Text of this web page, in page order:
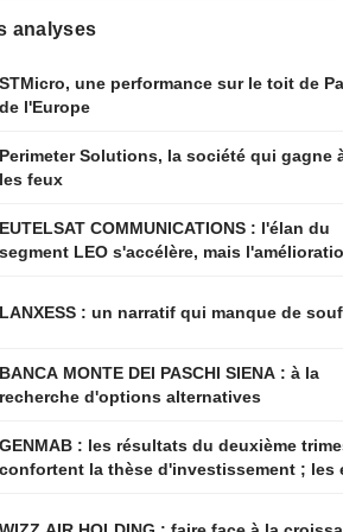
Mexique
siégera à la
sur son projet du
Manchester Ship
débloque 2
de batteries -
Cook de la Fed -
analyses
STMicro, une performance sur le toit de
de l'Europe
Perimeter Solutions, la société qui gagne
les feux
EUTELSAT COMMUNICATIONS : l'élan du
segment LEO s'accélère, mais
LANXESS : un narratif qui manque de
BANCA MONTE DEI PASCHI SIENA : à la
recherche d'options alternatives
GENMAB : les résultats du deuxième trimestre
confortent la thèse d'investissement ; les